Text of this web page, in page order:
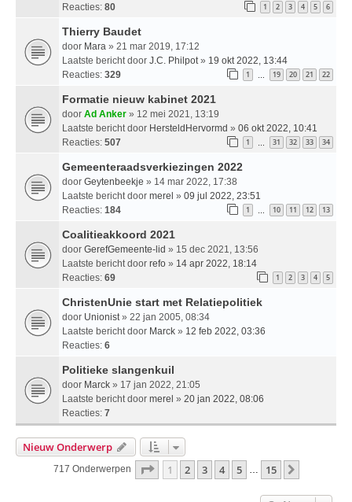
Reacties: 80 1 2 3 4 5 6
Thierry Baudet
door Mara » 21 mar 2019, 17:12
Laatste bericht door J.C. Philpot » 19 okt 2022, 13:44
Reacties: 329 1 … 19 20 21 22
Formatie nieuw kabinet 2021
door Ad Anker » 12 mei 2021, 13:19
Laatste bericht door HersteldHervormd » 06 okt 2022, 10:41
Reacties: 507 1 … 31 32 33 34
Gemeenteraadsverkiezingen 2022
door Geytenbeekje » 14 mar 2022, 17:38
Laatste bericht door merel » 09 jul 2022, 23:51
Reacties: 184 1 … 10 11 12 13
Coalitieakkoord 2021
door GerefGemeente-lid » 15 dec 2021, 13:56
Laatste bericht door refo » 14 apr 2022, 18:14
Reacties: 69 1 2 3 4 5
ChristenUnie start met Relatiepolitiek
door Unionist » 22 jan 2005, 08:34
Laatste bericht door Marck » 12 feb 2022, 03:36
Reacties: 6
Politieke slangenkuil
door Marck » 17 jan 2022, 21:05
Laatste bericht door merel » 20 jan 2022, 08:06
Reacties: 7
Nieuw Onderwerp
717 Onderwerpen Pagina Van15
1 2 3 4 5 15